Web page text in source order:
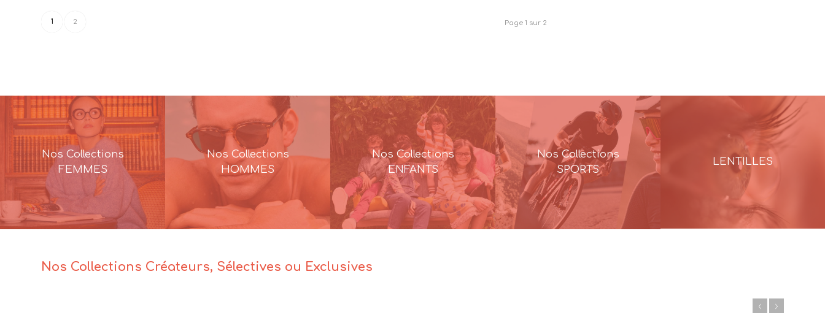
Page 1 sur 2
1 2
Nos Collections
FEMMES
Nos Collections
HOMMES
Nos Collections
ENFANTS
Nos Collections
SPORTS
LENTILLES
Nos Collections Créateurs, Sélectives ou Exclusives